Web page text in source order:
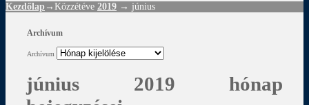
Kezdőlap →Közzétéve 2019 → június
Archívum
Archívum
június 2019 hónap